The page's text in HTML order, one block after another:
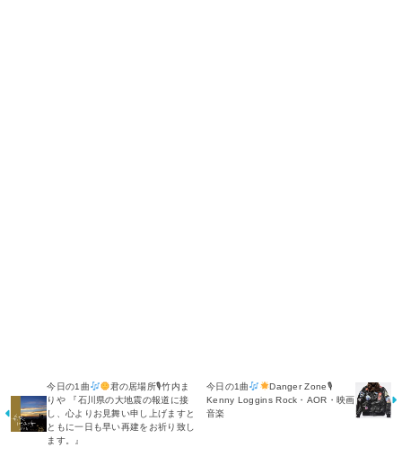
今日の1曲
君の居場所🎙竹内ま
りや 『石川県の大地震の報道に接
し、心よりお見舞い申し上げますと
ともに一日も早い再建をお祈り致し
ます。』
今日の1曲
Danger Zone🎙
Kenny Loggins Rock・AOR・映画
音楽